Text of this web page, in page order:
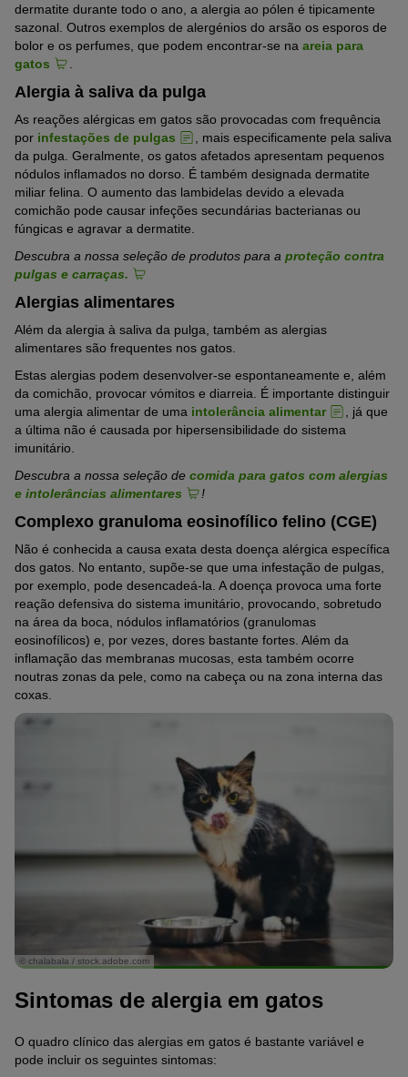
dermatite durante todo o ano, a alergia ao pólen é tipicamente
sazonal. Outros exemplos de alergénios do arsão os esporos de
bolor e os perfumes, que podem encontrar-se na areia para
gatos
.
Alergia à saliva da pulga
As reações alérgicas em gatos são provocadas com frequência
por infestações de pulgas
, mais especificamente pela saliva
da pulga. Geralmente, os gatos afetados apresentam pequenos
nódulos inflamados no dorso. É também designada dermatite
miliar felina. O aumento das lambidelas devido a elevada
comichão pode causar infeções secundárias bacterianas ou
fúngicas e agravar a dermatite.
Descubra a nossa seleção de produtos para a proteção contra
pulgas e carraças.
Alergias alimentares
Além da alergia à saliva da pulga, também as alergias
alimentares são frequentes nos gatos.
Estas alergias podem desenvolver-se espontaneamente e, além
da comichão, provocar vómitos e diarreia. É importante distinguir
uma alergia alimentar de uma intolerância alimentar
, já que
a última não é causada por hipersensibilidade do sistema
imunitário.
Descubra a nossa seleção de comida para gatos com alergias
e intolerâncias alimentares
!
Complexo granuloma eosinofílico felino (CGE)
Não é conhecida a causa exata desta doença alérgica específica
dos gatos. No entanto, supõe-se que uma infestação de pulgas,
por exemplo, pode desencadeá-la. A doença provoca uma forte
reação defensiva do sistema imunitário, provocando, sobretudo
na área da boca, nódulos inflamatórios (granulomas
eosinofílicos) e, por vezes, dores bastante fortes. Além da
inflamação das membranas mucosas, esta também ocorre
noutras zonas da pele, como na cabeça ou na zona interna das
coxas.
© chalabala / stock.adobe.com
Sintomas de alergia em gatos
O quadro clínico das alergias em gatos é bastante variável e
pode incluir os seguintes sintomas: